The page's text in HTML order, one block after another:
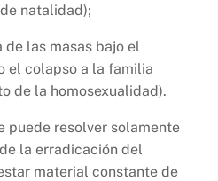
natalidad);
las masas bajo el
el colapso a la familia
de la homosexualidad).
puede resolver solamente
la erradicación del
material constante de